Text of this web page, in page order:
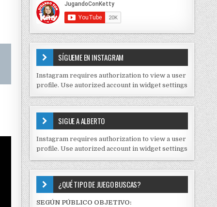
E
C
N
T
I
D
S
E
J
C
K
SÍGUEME EN INSTAGRAM
Instagram requires authorization to view a user
profile. Use autorized account in widget settings
SIGUE A ALBERTO
Instagram requires authorization to view a user
profile. Use autorized account in widget settings
¿QUÉ TIPO DE JUEGO BUSCAS?
SEGÚN PÚBLICO OBJETIVO: